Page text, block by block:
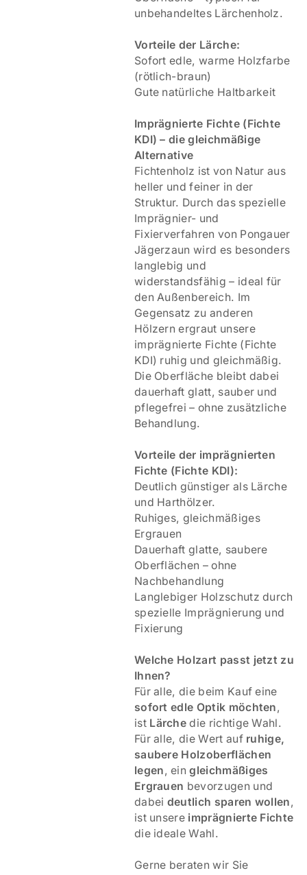
unbehandeltes Lärchenholz.
Vorteile der Lärche:
Sofort edle, warme Holzfarbe
(rötlich-braun)
Gute natürliche Haltbarkeit
Imprägnierte Fichte (Fichte
KDI) – die gleichmäßige
Alternative
Fichtenholz ist von Natur aus
heller und feiner in der
Struktur. Durch das spezielle
Imprägnier- und
Fixierverfahren von Pongauer
Jägerzaun wird es besonders
langlebig und
widerstandsfähig – ideal für
den Außenbereich. Im
Gegensatz zu anderen
Hölzern ergraut unsere
imprägnierte Fichte (Fichte
KDI) ruhig und gleichmäßig.
Die Oberfläche bleibt dabei
dauerhaft glatt, sauber und
pflegefrei – ohne zusätzliche
Behandlung.
Vorteile der imprägnierten
Fichte (Fichte KDI):
Deutlich günstiger als Lärche
und Harthölzer.
Ruhiges, gleichmäßiges
Ergrauen
Dauerhaft glatte, saubere
Oberflächen – ohne
Nachbehandlung
Langlebiger Holzschutz durch
spezielle Imprägnierung und
Fixierung
Welche Holzart passt jetzt zu
Ihnen?
Für alle, die beim Kauf eine
sofort edle Optik möchten,
ist Lärchedie richtige Wahl.
Für alle, die Wert auf ruhige,
saubere Holzoberflächen
legen, eingleichmäßiges
Ergrauen bevorzugen und
dabei deutlich sparen wollen,
ist unsere imprägnierte Fichte
die ideale Wahl.
Gerne beraten wir Sie